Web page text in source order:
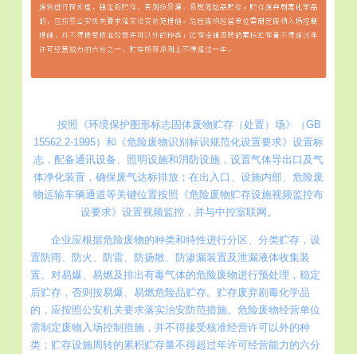
按照《环境保护图形标志固体废物贮存（处置）场》（GB
15562.2-1995）和《危险废物识别标识规范化设置要求》设置标
志，配备通讯设备、照明设施和消防设施，设置气体导出口及气
体净化装置，确保废气达标排放；在出入口、设施内部、危险废
物运输车辆通道等关键位置按照《危险废物贮存设施视频监控布
设要求》设置视频监控，并与中控室联网。
企业应根据危险废物的种类和特性进行分区、分类贮存，设
置防雨、防火、防雷、防扬散、防渗漏装置及泄漏液体收集装
置。对易爆、易燃及排出有毒气体的危险废物进行预处理，稳定
后贮存，否则按易爆、易燃危险品贮存。贮存废弃剧毒化学品
的，应按照公安机关要求落实治安防范措施。危险废物经营单位
需制定废物入场控制措施，并不得接受核准经营许可以外的种
类；贮存设施周转的累积贮存量不得超过年许可经营能力的六分